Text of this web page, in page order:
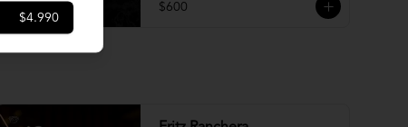
$600
$4.990